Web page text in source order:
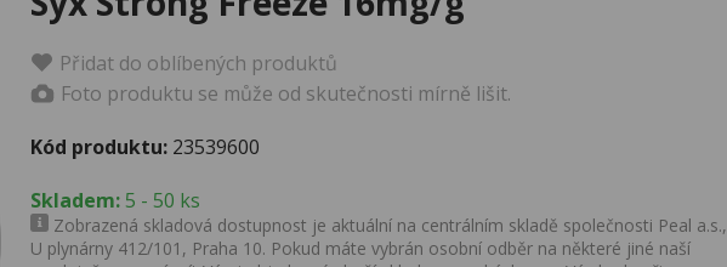
Přidat do oblíbených produktů
Foto produktu se může od skutečnosti mírně lišit.
Kód produktu: 23539600
Skladem:5 - 50 ks
Zobrazená skladová dostupnost je aktuální na centrálním skladě společnosti Peal a.s.,
U plynárny 412/101, Praha 10. Pokud máte vybrán osobní odběr na některé jiné naší